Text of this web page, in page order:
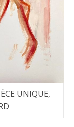
UNIQUE,